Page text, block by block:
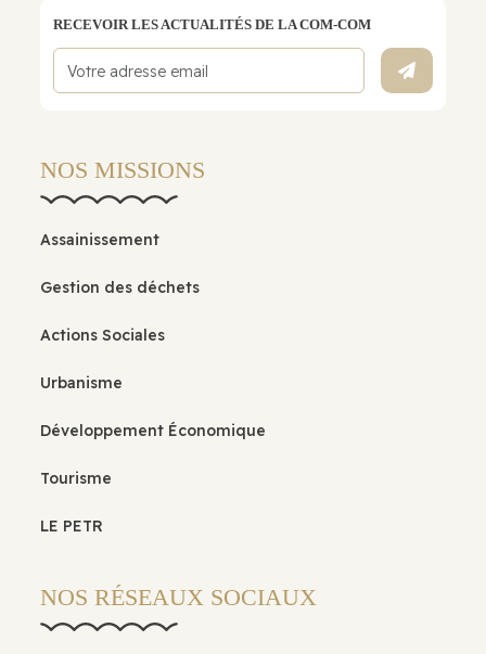
RECEVOIR LES ACTUALITÉS DE LA COM-COM
NOS MISSIONS
Assainissement
Gestion des déchets
Actions Sociales
Urbanisme
Développement Économique
Tourisme
LE PETR
NOS RÉSEAUX SOCIAUX